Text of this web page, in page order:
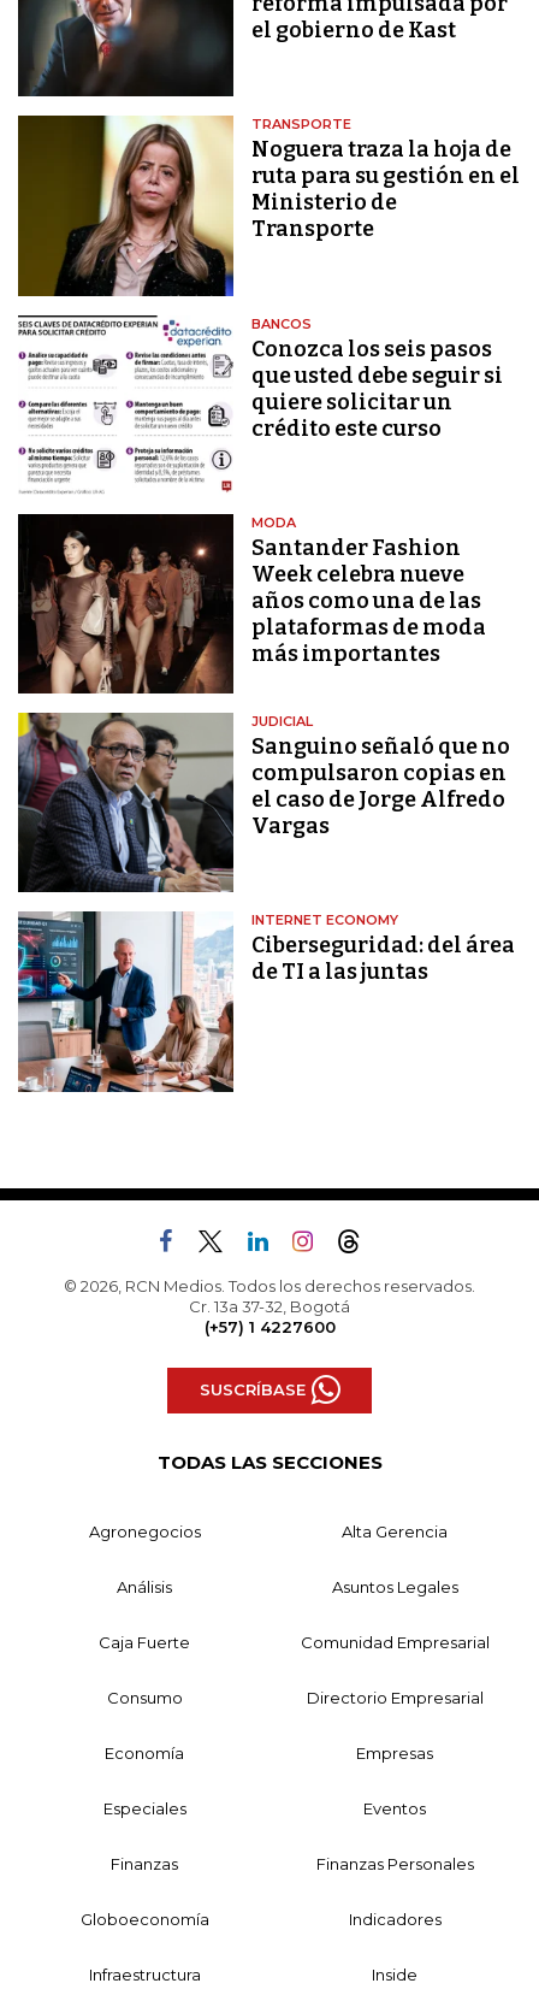
el gobierno de Kast
TRANSPORTE
Noguera traza la hoja de
ruta para su gestión en el
Ministerio de
Transporte
BANCOS
Conozca los seis pasos
que usted debe seguir si
quiere solicitar un
crédito este curso
MODA
Santander Fashion
Week celebra nueve
años como una de las
plataformas de moda
más importantes
JUDICIAL
Sanguino señaló que no
compulsaron copias en
el caso de Jorge Alfredo
Vargas
INTERNET ECONOMY
Ciberseguridad: del área
de TI a las juntas
© 2026, RCN Medios. Todos los derechos reservados.
Cr. 13a 37-32, Bogotá
(+57) 1 4227600
SUSCRÍBASE
TODAS LAS SECCIONES
Agronegocios Alta Gerencia
Análisis Asuntos Legales
Caja Fuerte Comunidad Empresarial
Consumo Directorio Empresarial
Economía Empresas
Especiales Eventos
Finanzas Finanzas Personales
Globoeconomía Indicadores
Infraestructura Inside